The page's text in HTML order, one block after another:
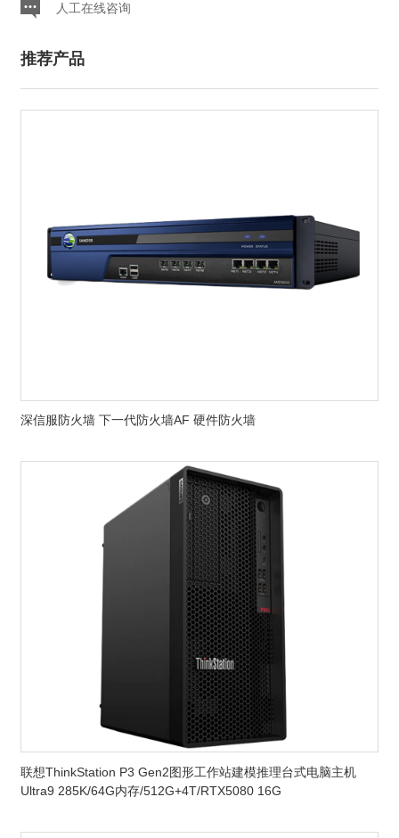
人工在线咨询
推荐产品
深信服防火墙 下一代防火墙AF 硬件防火墙
联想ThinkStation P3 Gen2图形工作站建模推理台式电脑主机
Ultra9 285K/64G内存/512G+4T/RTX5080 16G